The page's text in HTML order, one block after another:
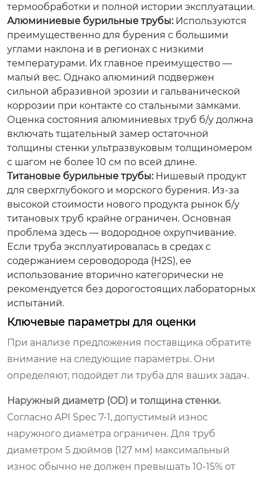
термообработки и полной истории эксплуатации.
Алюминиевые бурильные трубы:Используются
преимущественно для бурения с большими
углами наклона и в регионах с низкими
температурами. Их главное преимущество —
малый вес. Однако алюминий подвержен
сильной абразивной эрозии и гальванической
коррозии при контакте со стальными замками.
Оценка состояния алюминиевых труб б/у должна
включать тщательный замер остаточной
толщины стенки ультразвуковым толщиномером
с шагом не более 10 см по всей длине.
Титановые бурильные трубы:Нишевый продукт
для сверхглубокого и морского бурения. Из-за
высокой стоимости нового продукта рынок б/у
титановых труб крайне ограничен. Основная
проблема здесь — водородное охрупчивание.
Если труба эксплуатировалась в средах с
содержанием сероводорода (H2S), ее
использование вторично категорически не
рекомендуется без дорогостоящих лабораторных
испытаний.
Ключевые параметры для оценки
При анализе предложения поставщика обратите
внимание на следующие параметры. Они
определяют, подойдет ли труба для ваших задач.
Наружный диаметр (OD) и толщина стенки.
Согласно API Spec 7-1, допустимый износ
наружного диаметра ограничен. Для труб
диаметром 5 дюймов (127 мм) максимальный
износ обычно не должен превышать 10-15% от